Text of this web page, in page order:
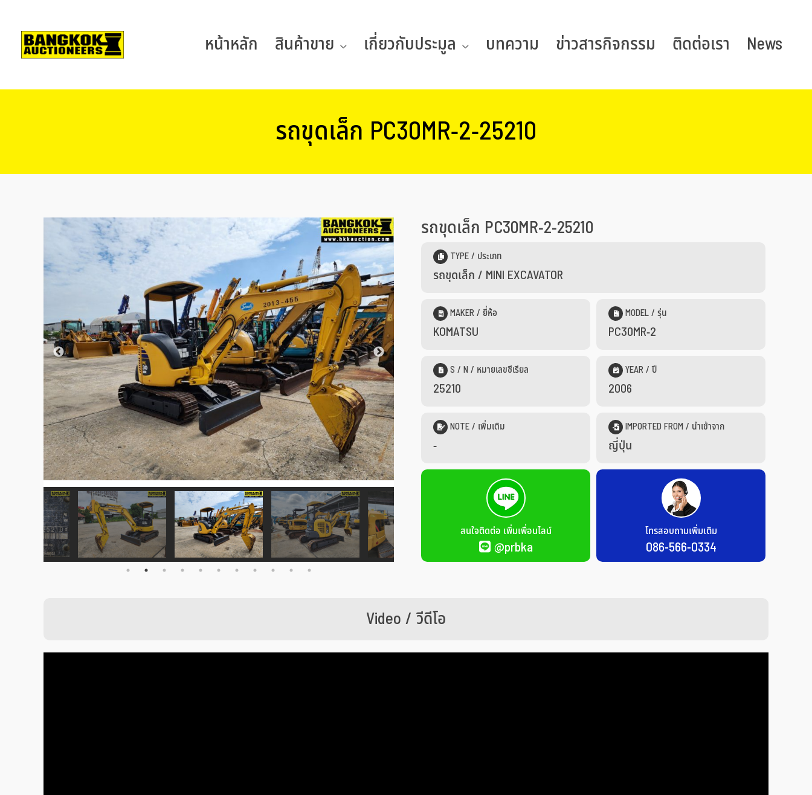
หน้าหลัก สินค้าขาย เกี่ยวกับประมูล บทความ ข่าวสารกิจกรรม ติดต่อเรา News
รถขุดเล็ก PC30MR-2-25210
รถขุดเล็ก PC30MR-2-25210
TYPE / ประเภท
รถขุดเล็ก / MINI EXCAVATOR
MAKER / ยี่ห้อ
KOMATSU
MODEL / รุ่น
PC30MR-2
S / N / หมายเลขซีเรียล
25210
YEAR / ปี
2006
NOTE / เพิ่มเติม
-
IMPORTED FROM / นำเข้าจาก
ญี่ปุ่น
สนใจติดต่อ เพิ่มเพื่อนไลน์
@prbka
โทรสอบถามเพิ่มเติม
086-566-0334
Video / วีดีโอ